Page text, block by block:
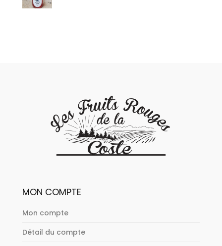
MON COMPTE
Mon compte
Détail du compte